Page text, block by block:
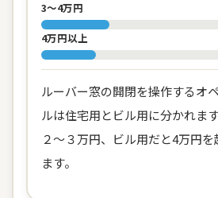
3〜4万円
4万円以上
ルーバー窓の開閉を操作するオ
ルは住宅用とビル用に分かれま
２～３万円、ビル用だと4万円
ます。